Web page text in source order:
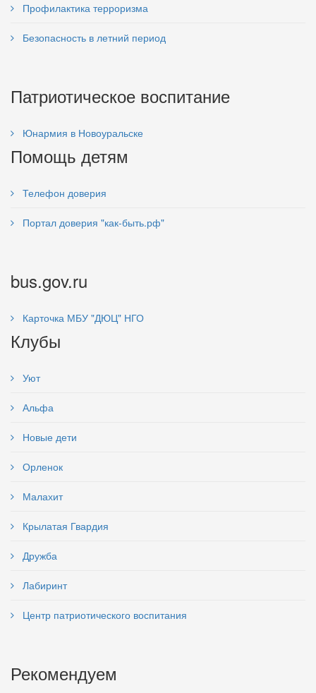
Профилактика терроризма
Безопасность в летний период
Патриотическое воспитание
Юнармия в Новоуральске
Помощь детям
Телефон доверия
Портал доверия "как-быть.рф"
bus.gov.ru
Карточка МБУ "ДЮЦ" НГО
Клубы
Уют
Альфа
Новые дети
Орленок
Малахит
Крылатая Гвардия
Дружба
Лабиринт
Центр патриотического воспитания
Рекомендуем